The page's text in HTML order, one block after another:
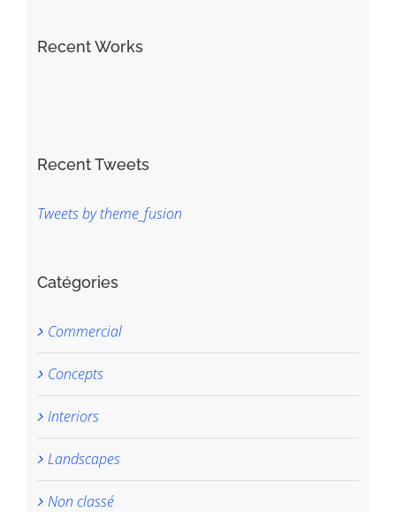
Recent Works
Recent Tweets
Tweets by theme_fusion
Catégories
Commercial
Concepts
Interiors
Landscapes
Non classé